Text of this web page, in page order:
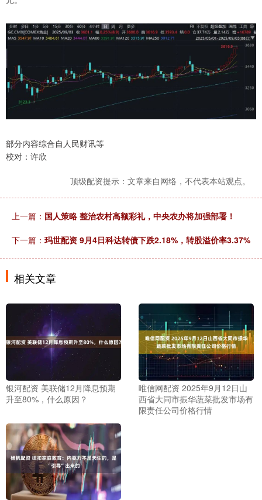
部分内容综合自人民财讯等
校对：许欣
顶级配资提示：文章来自网络，不代表本站观点。
上一篇： 国人策略 整治农村高额彩礼，中央农办将加强部署！
下一篇： 玛世配资 9月4日科达转债下跌2.18%，转股溢价率3.37%
相关文章
银河配资 美联储12月降息预期
升至80%，什么原因？
唯信网配资 2025年9月12日山
西省大同市振华蔬菜批发市场有
限责任公司价格行情